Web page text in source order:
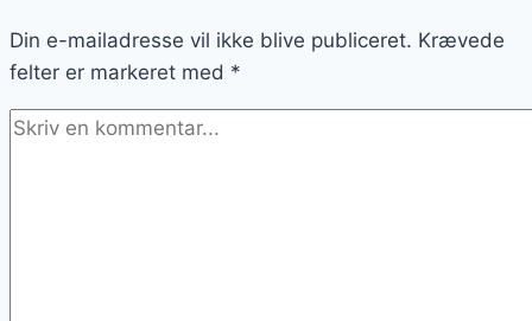
Din e-mailadresse vil ikke blive publiceret. Krævede
felter er markeret med *